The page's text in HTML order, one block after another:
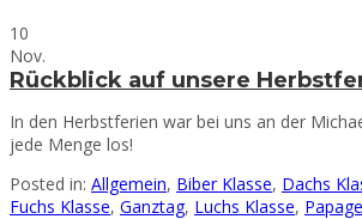
10
Nov.
Rückblick auf unsere
In den Herbstferien war bei uns an der
jede Menge los!
Posted in: Allgemein, Biber Klasse, Dachs
Fuchs Klasse, Ganztag, Luchs Klasse,